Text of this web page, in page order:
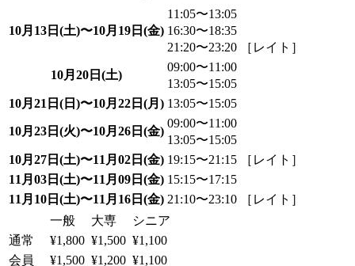
10月13日(土)〜10月19日(金)
11:05〜13:05
16:30〜18:35
21:20〜23:20 ［レイト］
10月20日(土)
09:00〜11:00
13:05〜15:05
10月21日(日)〜10月22日(月) 13:05〜15:05
10月23日(火)〜10月26日(金)
09:00〜11:00
13:05〜15:05
10月27日(土)〜11月02日(金) 19:15〜21:15 ［レイト］
11月03日(土)〜11月09日(金) 15:15〜17:15
11月10日(土)〜11月16日(金) 21:10〜23:10 ［レイト］
一般
大専
シニア
通常
¥1,800 ¥1,500 ¥1,100
会員
¥1,500 ¥1,200 ¥1,100